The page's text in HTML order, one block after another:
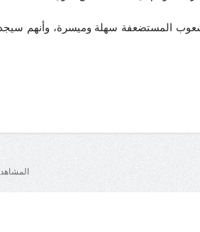
المستضعفة سهلة وميسرة، وأنهم
المشاهدات 21182